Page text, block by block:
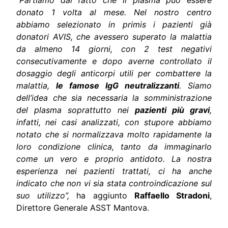
donato 1 volta al mese. Nel nostro centro
abbiamo selezionato in primis i pazienti già
donatori AVIS, che avessero superato la malattia
da almeno 14 giorni, con 2 test negativi
consecutivamente e dopo averne controllato il
dosaggio degli anticorpi utili per combattere la
malattia,le famose IgG neutralizzanti. Siamo
dell’idea che sia necessaria la somministrazione
del plasma soprattutto nei pazienti più gravi,
infatti, nei casi analizzati, con stupore abbiamo
notato che si normalizzava molto rapidamente la
loro condizione clinica, tanto da immaginarlo
come un vero e proprio antidoto. La nostra
esperienza nei pazienti trattati, ci ha anche
indicato che non vi sia stata controindicazione sul
suo utilizzo”, ha aggiunto Raffaello Stradoni,
Direttore Generale ASST Mantova.